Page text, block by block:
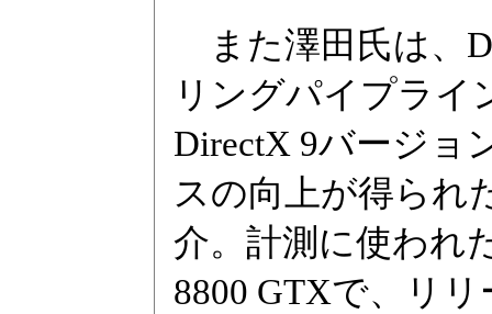
また澤田氏は、
リングパイプライ
DirectX 9バージョ
スの向上が得られ
介。計測に使われ
8800 GTXで、リ